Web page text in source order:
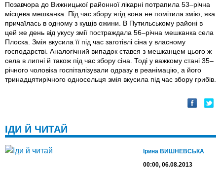
Позавчора до Вижницької районної лікарні потрапила 53–річна
місцева мешканка. Під час збору ягід вона не помітила змію, яка
причаїлась в одному з кущів ожини. В Путильському районі в
цей же день від укусу змії постраждала 56–річна мешканка села
Плоска. Змія вкусила її під час заготівлі сіна у власному
господарстві. Аналогічний випадок стався з мешканцем цього ж
села в липні й також під час збору сіна. Тоді у важкому стані 35–
річного чоловіка госпіталізували одразу в реанімацію, а його
тринадцятирічного односельця змія вкусила під час збору грибів.
ІДИ Й ЧИТАЙ
Ірина ВИШНЕВСЬКА
00:00, 06.08.2013